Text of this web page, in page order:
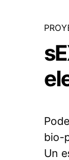
bio-
Un